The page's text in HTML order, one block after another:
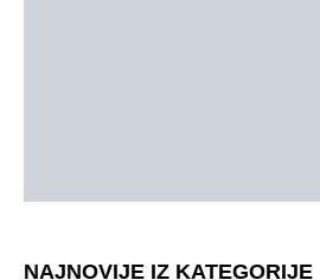
NAJNOVIJE IZ KATEGORIJE